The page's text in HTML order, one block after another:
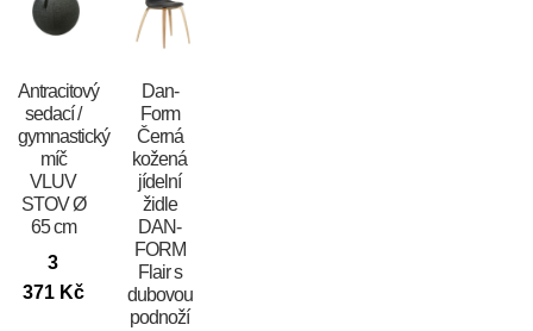
Antracitový
sedací /
gymnastický
míč
VLUV
STOV Ø
65 cm
3
371 Kč
​​​​​Dan-
Form
Černá
kožená
jídelní
židle
DAN-
FORM
Flair s
dubovou
podnoží